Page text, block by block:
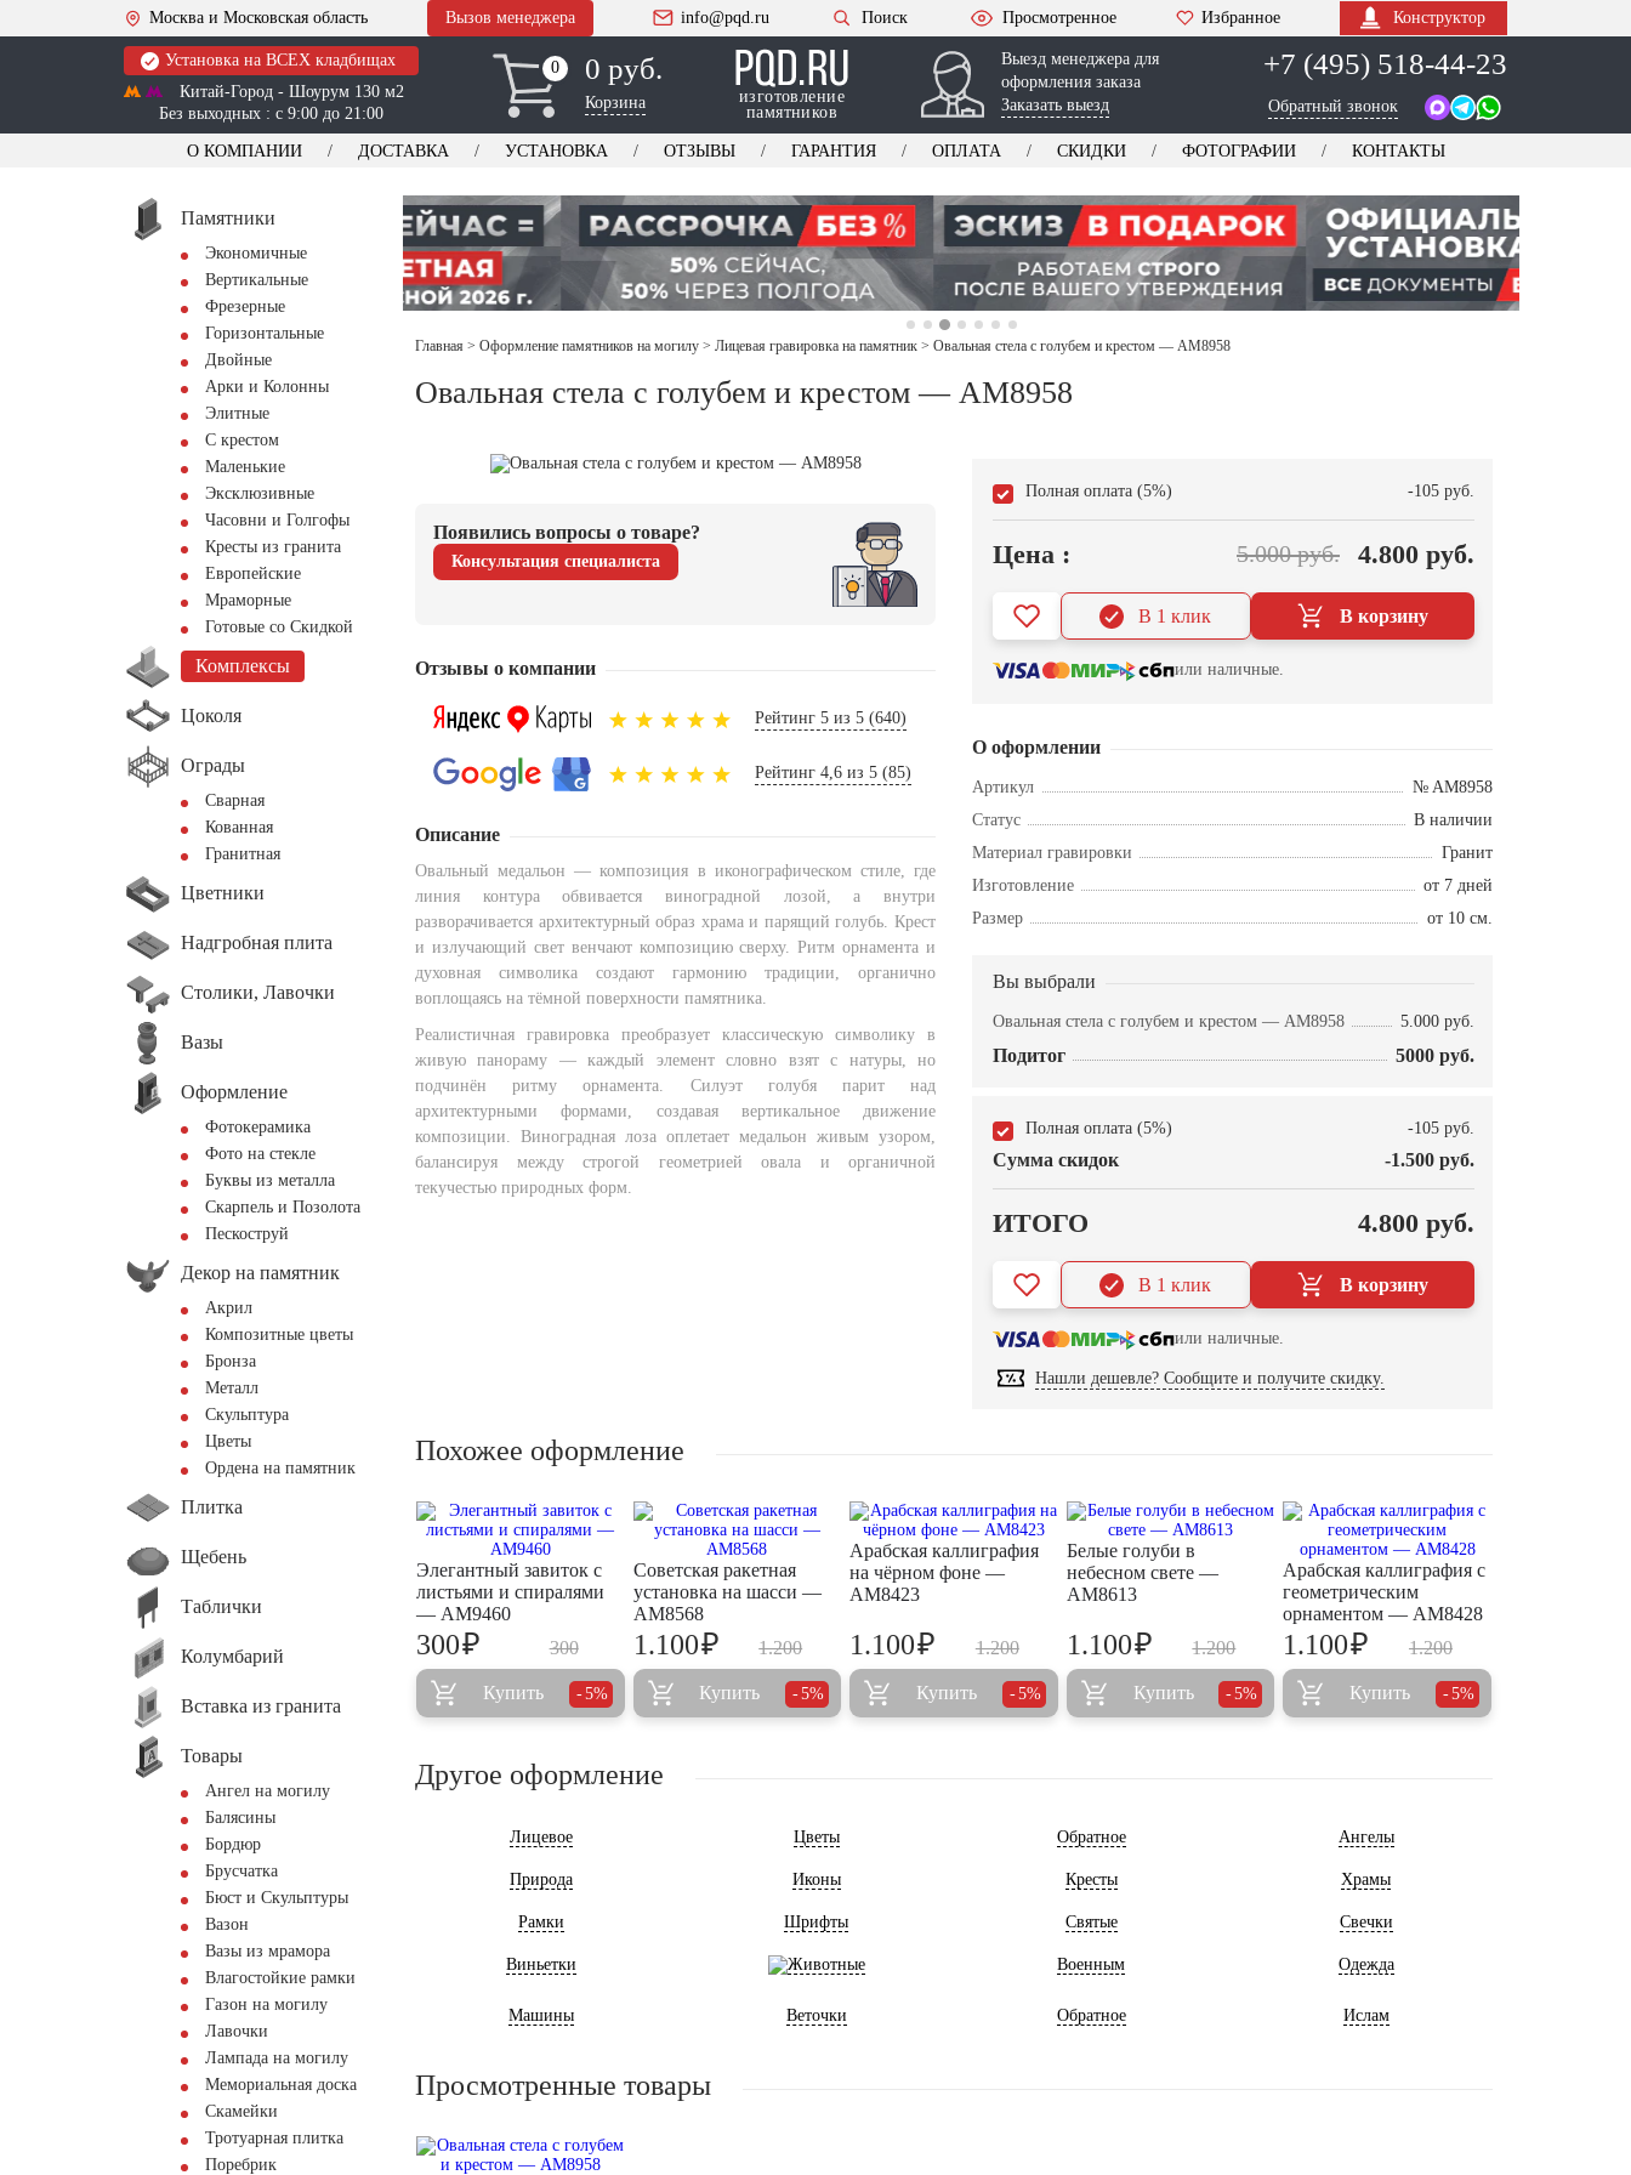
Москва и Московская область Вызов менеджера info@pqd.ru Поиск Просмотренное Избранное Конструктор
Установка на ВСЕХ кладбищах
Китай-Город - Шоурум 130 м2
Без выходных : с 9:00 до 21:00
0
0 0 руб.
Корзина
изготовление
памятников
Выезд менеджера для
оформления заказа
Заказать выезд
+7 (495) 518-44-23
Обратный звонок
О КОМПАНИИ ДОСТАВКА УСТАНОВКА ОТЗЫВЫ ГАРАНТИЯ ОПЛАТА СКИДКИ ФОТОГРАФИИ КОНТАКТЫ
Памятники
Экономичные
Вертикальные
Фрезерные
Горизонтальные
Двойные
Арки и Колонны
Элитные
С крестом
Маленькие
Эксклюзивные
Часовни и Голгофы
Кресты из гранита
Европейские
Мраморные
Готовые со Скидкой
Комплексы
Цоколя
Ограды
Сварная
Кованная
Гранитная
Цветники
Надгробная плита
Столики, Лавочки
Вазы
Оформление
Фотокерамика
Фото на стекле
Буквы из металла
Скарпель и Позолота
Пескоструй
Декор на памятник
Акрил
Композитные цветы
Бронза
Металл
Скульптура
Цветы
Ордена на памятник
Плитка
Щебень
Таблички
Колумбарий
Вставка из гранита
Товары
Ангел на могилу
Балясины
Бордюр
Брусчатка
Бюст и Скульптуры
Вазон
Вазы из мрамора
Влагостойкие рамки
Газон на могилу
Лавочки
Лампада на могилу
Мемориальная доска
Скамейки
Тротуарная плитка
Поребрик
Главная > Оформление памятников на могилу > Лицевая гравировка на памятник > Овальная стела с голубем и крестом — AM8958
Овальная стела с голубем и крестом — AM8958
Появились вопросы о товаре?
Консультация специалиста
Отзывы о компании
Рейтинг 5 из 5 (640)
Рейтинг 4,6 из 5 (85)
Описание
Овальный медальон — композиция в иконографическом стиле, где
линия контура обвивается виноградной лозой, а внутри
разворачивается архитектурный образ храма и парящий голубь. Крест
и излучающий свет венчают композицию сверху. Ритм орнамента и
духовная символика создают гармонию традиции, органично
воплощаясь на тёмной поверхности памятника.
Реалистичная гравировка преобразует классическую символику в
живую панораму — каждый элемент словно взят с натуры, но
подчинён ритму орнамента. Силуэт голубя парит над
архитектурными формами, создавая вертикальное движение
композиции. Виноградная лоза оплетает медальон живым узором,
балансируя между строгой геометрией овала и органичной
текучестью природных форм.
Полная оплата (5%) -105 руб.
Цена : 5.000 руб. 4.800 руб.
В корзину
В 1 клик
или наличные.
О оформлении
Артикул
№ AM8958
Статус
В наличии
Материал гравировки
Гранит
Изготовление
от 7 дней
Размер
от 10 см.
Вы выбрали
Овальная стела с голубем и крестом — AM8958 5.000 руб.
Подитог 5000 руб.
Полная оплата (5%) -105 руб.
Сумма скидок -1.500 руб.
ИТОГО 4.800 руб.
В корзину
В 1 клик
или наличные.
Нашли дешевле? Сообщите и получите скидку.
Похожее оформление
Элегантный завиток с
листьями и спиралями
— AM9460
300
300₽
Купить 5%
Советская ракетная
установка на шасси —
AM8568
1.200
1.100₽
Купить 5%
Арабская каллиграфия
на чёрном фоне —
AM8423
1.200
1.100₽
Купить 5%
Белые голуби в
небесном свете —
AM8613
1.200
1.100₽
Купить 5%
Арабская каллиграфия с
геометрическим
орнаментом — AM8428
1.200
1.100₽
Купить 5%
Другое оформление
Лицевое Цветы Обратное Ангелы
Природа Иконы Кресты Храмы
Рамки Шрифты Святые Свечки
Виньетки Животные Военным Одежда
Машины Веточки Обратное Ислам
Просмотренные товары